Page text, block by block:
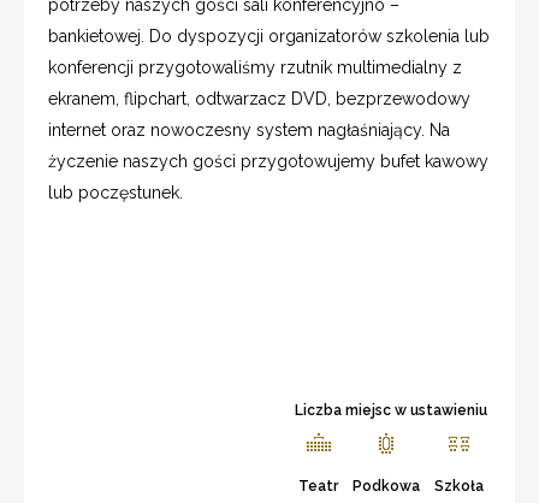
potrzeby naszych gości sali konferencyjno –
bankietowej. Do dyspozycji organizatorów szkolenia lub
konferencji przygotowaliśmy rzutnik multimedialny z
ekranem, flipchart, odtwarzacz DVD, bezprzewodowy
internet oraz nowoczesny system nagłaśniający. Na
życzenie naszych gości przygotowujemy bufet kawowy
lub poczęstunek.
Liczba miejsc w ustawieniu
Teatr Podkowa Szkoła